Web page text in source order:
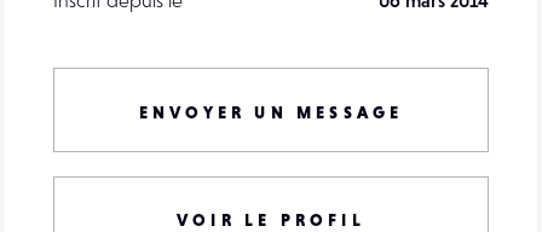
ENVOYER UN MESSAGE
VOIR LE PROFIL